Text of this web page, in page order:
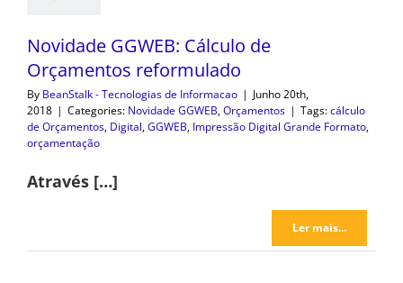
Novidade GGWEB: Cálculo de
Orçamentos reformulado
By BeanStalk - Tecnologias de Informacao | Junho 20th,
2018 | Categories: Novidade GGWEB,Orçamentos | Tags:cálculo
de Orçamentos, Digital,GGWEB, Impressão Digital Grande Formato,
orçamentação
Através […]
Ler mais...